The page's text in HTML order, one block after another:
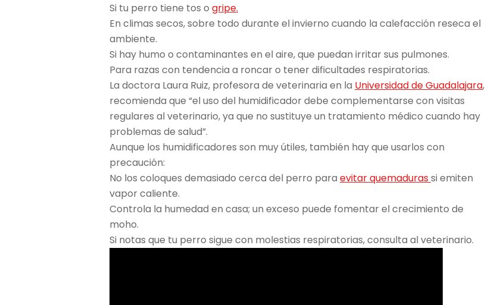
Si tu perro tiene tos o gripe.
En climas secos, sobre todo durante el invierno cuando la calefacción reseca el
ambiente.
Si hay humo o contaminantes en el aire, que puedan irritar sus pulmones.
Para razas con tendencia a roncar o tener dificultades respiratorias.
La doctora Laura Ruiz, profesora de veterinaria en la Universidad de Guadalajara,
recomienda que “el uso del humidificador debe complementarse con visitas
regulares al veterinario, ya que no sustituye un tratamiento médico cuando hay
problemas de salud”.
Aunque los humidificadores son muy útiles, también hay que usarlos con
precaución:
No los coloques demasiado cerca del perro para evitar quemadurassi emiten
vapor caliente.
Controla la humedad en casa; un exceso puede fomentar el crecimiento de
moho.
Si notas que tu perro sigue con molestias respiratorias, consulta al veterinario.